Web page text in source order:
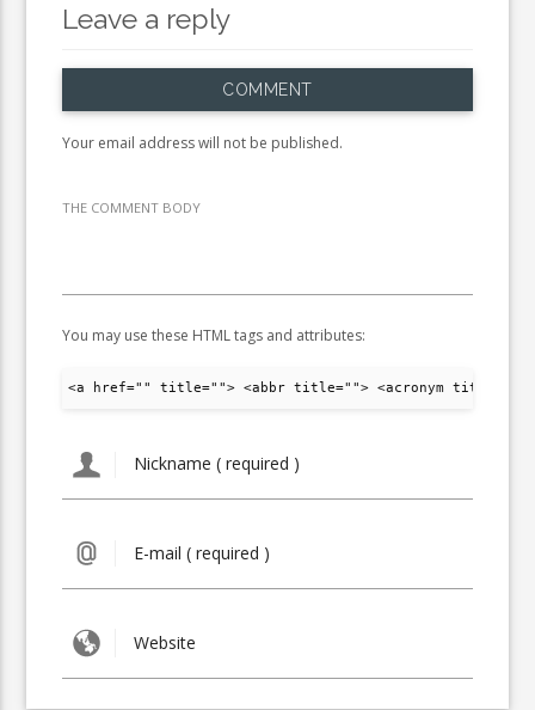
Leave a reply
COMMENT
Your email address will not be published.
THE COMMENT BODY
You may use these HTML tags and attributes:
<a href="" title=""> <abbr title=""> <acronym title="">